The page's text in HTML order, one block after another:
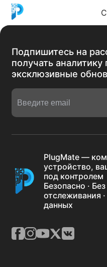
Подпишитесь на
получать
эксклюзивные
PlugMate —
устройство,
под контролем
Безопасно ·
отслеживания
данных
English
中文
Español
Русский